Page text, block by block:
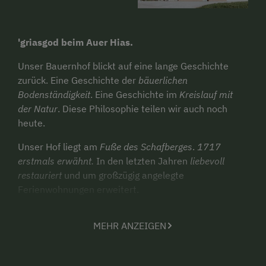
'griasgod beim Auer Hias.
Unser Bauernhof blickt auf eine lange Geschichte
zurück. Eine Geschichte der bäuerlichen
Bodenständigkeit. Eine Geschichte im Kreislauf mit
der Natur. Diese Philosophie teilen wir auch noch
heute.
Unser Hof liegt am Fuße des Schafberges. 1717
erstmals erwähnt. In den letzten Jahren liebevoll
restauriert und um großzügig angelegte
Ferienwohnungen erweitert.
Wolfgangsee liegt dir zu Füßen. Das
MEHR ANZEIGEN